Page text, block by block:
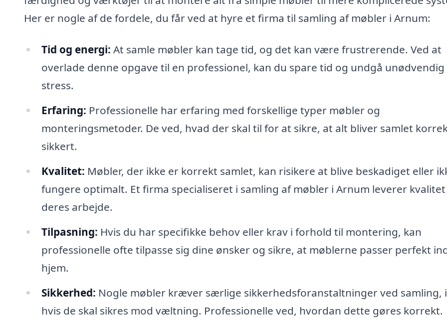
Her er nogle af de fordele, du får ved at hyre et firma til samling af møbler i Arnum:
Tid og energi: At samle møbler kan tage tid, og det kan være frustrerende. Ved at
overlade denne opgave til en professionel, kan du spare tid og undgå unødvendig
stress.
Erfaring: Professionelle har erfaring med forskellige typer møbler og
monteringsmetoder. De ved, hvad der skal til for at sikre, at alt bliver samlet
sikkert.
Kvalitet: Møbler, der ikke er korrekt samlet, kan risikere at blive beskadiget eller
fungere optimalt. Et firma specialiseret i samling af møbler i Arnum leverer kvalitet
deres arbejde.
Tilpasning: Hvis du har specifikke behov eller krav i forhold til montering, kan
professionelle ofte tilpasse sig dine ønsker og sikre, at møblerne passer perfekt
hjem.
Sikkerhed: Nogle møbler kræver særlige sikkerhedsforanstaltninger ved samling,
hvis de skal sikres mod væltning. Professionelle ved, hvordan dette gøres korrekt.